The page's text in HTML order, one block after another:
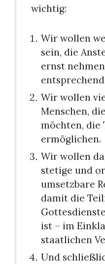
wichtig:
Wir wollen
sein, die
ernst
Wir wollen
Menschen,
möchten, die
ermöglichen.
Wir wollen
stetige und
umsetzbare
damit die
ist – im
staatlichen
Und